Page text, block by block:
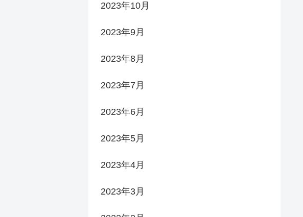
2023年10月
2023年9月
2023年8月
2023年7月
2023年6月
2023年5月
2023年4月
2023年3月